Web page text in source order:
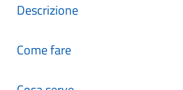
Descrizione
Come fare